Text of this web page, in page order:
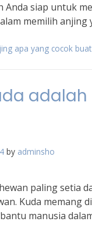
Anda siap untuk
memilih
apa yang cocok
adalah
by adminsho
paling setia
Kuda memang
manusia